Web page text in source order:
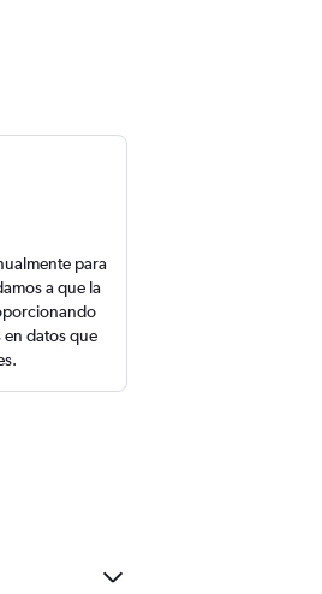
para
a que la
datos que